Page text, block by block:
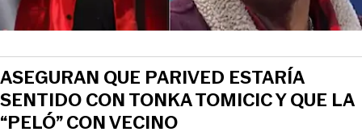
ASEGURAN QUE PARIVED ESTARÍA
SENTIDO CON TONKA TOMICIC Y QUE LA
“PELÓ” CON VECINO